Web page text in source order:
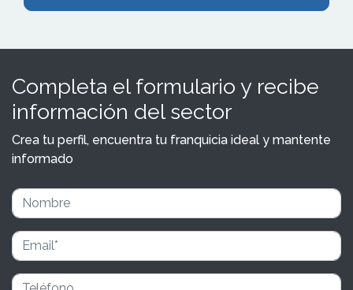
Completa el formulario y recibe
información del sector
Crea tu perfil, encuentra tu franquicia ideal y mantente
informado